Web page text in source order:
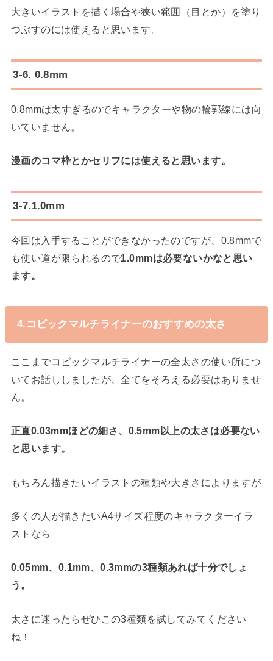
大きいイラストを描く場合や狭い範囲（目とか）を塗り
つぶすのには使えると思います。
3-6. 0.8mm
0.8mmは太すぎるのでキャラクターや物の輪郭線には向
いていません。
漫画のコマ枠とかセリフには使えると思います。
3-7.1.0mm
今回は入手することができなかったのですが、0.8mmで
も使い道が限られるので1.0mmは必要ないかなと思い
ます。
4.コピックマルチライナーのおすすめの太さ
ここまでコピックマルチライナーの全太さの使い所につ
いてお話ししましたが、全てをそろえる必要はありませ
ん。
正直0.03mmほどの細さ、0.5mm以上の太さは必要ない
と思います。
もちろん描きたいイラストの種類や大きさによりますが
多くの人が描きたいA4サイズ程度のキャラクターイラ
ストなら
0.05mm、0.1mm、0.3mmの3種類あれば十分でしょ
う。
太さに迷ったらぜひこの3種類を試してみてください
ね！